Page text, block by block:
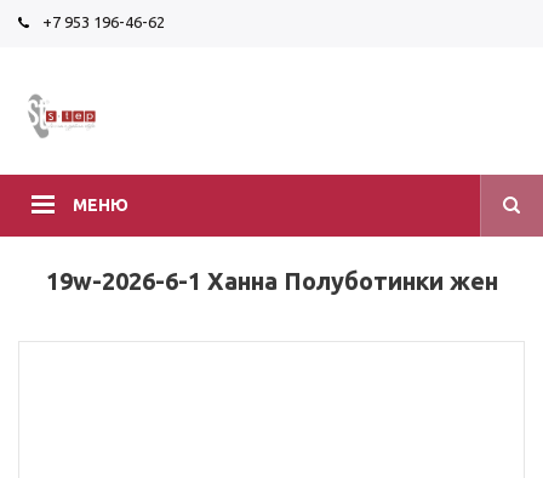
+7 953 196-46-62
МЕНЮ
19w-2026-6-1 Ханна Полуботинки жен